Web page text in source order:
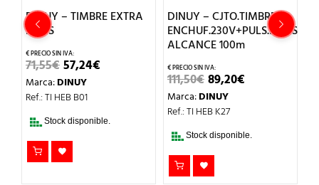
DINUY – TIMBRE EXTRA
PILAS
71,55€EL
PRECIO
ORIGINAL
ERA:
57,24€
Marca:DINUY
Ref.: TI HEB B01
Stock disponible.
DINUY – CJTO.TIMBRE
ENCHUF.230V+PULS.PILAS
ALCANCE 100m
111,50€EL
PRECIO
ORIGINAL
ERA:
89,20€
Marca:DINUY
Ref.: TI HEB K27
Stock disponible.